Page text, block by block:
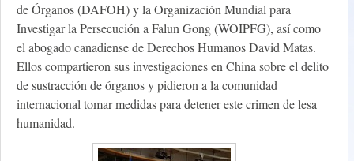
de Órganos (DAFOH) y la Organización Mundial para
Investigar la Persecución a Falun Gong (WOIPFG), así como
el abogado canadiense de Derechos Humanos David Matas.
Ellos compartieron sus investigaciones en China sobre el delito
de sustracción de órganos y pidieron a la comunidad
internacional tomar medidas para detener este crimen de lesa
humanidad.